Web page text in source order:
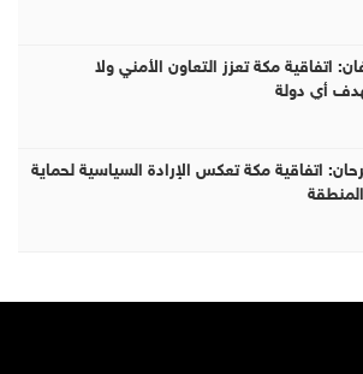
اتفاقية مكة تعزز التعاون الأمني ولا
أي دولة
اتفاقية مكة تعكس الإرادة السياسية لحماية